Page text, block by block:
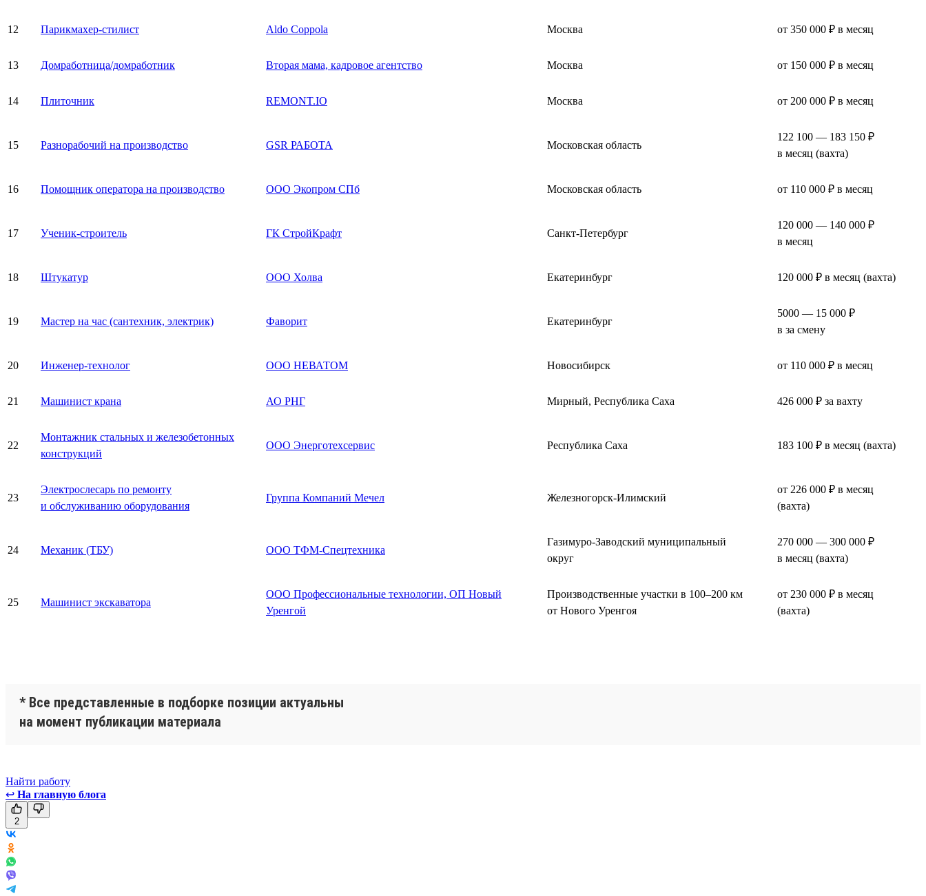
12 Парикмахер-стилист Aldo Coppola Москва от 350 000 ₽ в месяц
13 Домработница/домработник Вторая мама, кадровое агентство Москва от 150 000 ₽ в месяц
14 Плиточник REMONT.IO Москва от 200 000 ₽ в месяц
15 Разнорабочий на производство GSR РАБОТА Московская область
122 100 — 183 150 ₽
в месяц (вахта)
16 Помощник оператора на производство ООО Экопром СПб Московская область от 110 000 ₽ в месяц
17 Ученик-строитель ГК СтройКрафт Санкт-Петербург
120 000 — 140 000 ₽
в месяц
18 Штукатур ООО Холва Екатеринбург 120 000 ₽ в месяц (вахта)
19 Мастер на час (сантехник, электрик) Фаворит Екатеринбург
5000 — 15 000 ₽
в за смену
20 Инженер-технолог ООО НЕВАТОМ Новосибирск от 110 000 ₽ в месяц
21 Машинист крана АО РНГ Мирный, Республика Саха 426 000 ₽ за вахту
22
Монтажник стальных и железобетонных
конструкций
ООО Энерготехсервис Республика Саха 183 100 ₽ в месяц (вахта)
23
Электрослесарь по ремонту
и обслуживанию оборудования
Группа Компаний Мечел Железногорск-Илимский
от 226 000 ₽ в месяц
(вахта)
24 Механик (ТБУ) ООО ТФМ-Спецтехника
Газимуро-Заводский муниципальный
округ
270 000 — 300 000 ₽
в месяц (вахта)
25 Машинист экскаватора
ООО Профессиональные технологии, ОП Новый
Уренгой
Производственные участки в 100–200 км
от Нового Уренгоя
от 230 000 ₽ в месяц
(вахта)
* Все представленные в подборке позиции актуальны
на момент публикации материала
Найти работу
↩ На главную блога
2